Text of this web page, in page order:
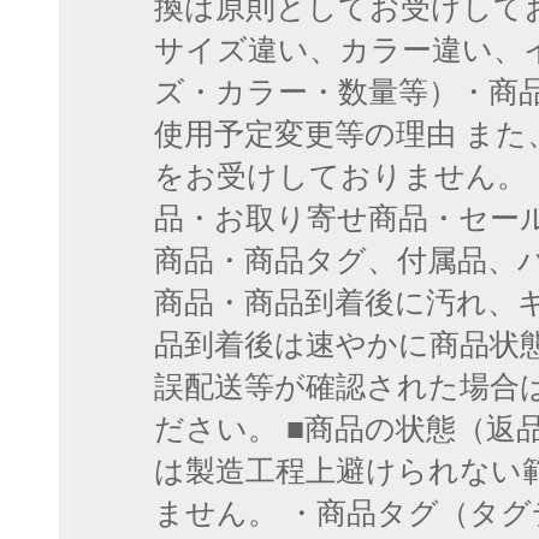
換は原則としてお受けして
サイズ違い、カラー違い、
ズ・カラー・数量等）・商
使用予定変更等の理由 ま
をお受けしておりません。
品・お取り寄せ商品・セー
商品・商品タグ、付属品、
商品・商品到着後に汚れ
品到着後は速やかに商品
誤配送等が確認された場合
ださい。 ■商品の状態（返
は製造工程上避けられない
ません。 ・商品タグ（タ